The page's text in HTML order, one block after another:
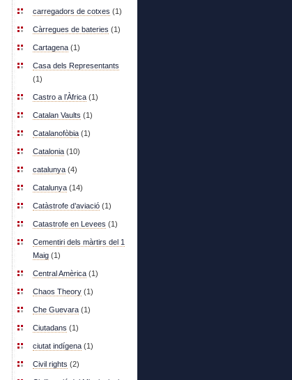
carregadors de cotxes (1)
Càrregues de bateries (1)
Cartagena (1)
Casa dels Representants
(1)
Castro a l’Àfrica (1)
Catalan Vaults (1)
Catalanofòbia (1)
Catalonia (10)
catalunya (4)
Catalunya (14)
Catàstrofe d’aviació (1)
Catastrofe en Levees (1)
Cementiri dels màrtirs del 1
Maig (1)
Central Amèrica (1)
Chaos Theory (1)
Che Guevara (1)
Ciutadans (1)
ciutat indígena (1)
Civil rights (2)